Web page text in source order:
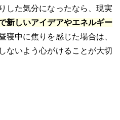
した気分になったなら、現実
新しいアイデアやエネルギー
寝中に焦りを感じた場合は、
ないよう心がけることが大切